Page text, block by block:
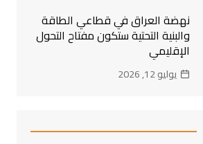
نهضة العراق في قطاعي الطاقة
والبنية التحتية ستكون مفتاح التحول
الإقليمي
يوليو 12, 2026